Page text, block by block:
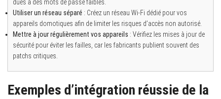
dues à des mots de passe faibles.
Utiliser un réseau séparé : Créez un réseau Wi-Fi dédié pour vos
appareils domotiques afin de limiter les risques d’accès non autorisé.
Mettre à jour régulièrement vos appareils : Vérifiez les mises à jour de
sécurité pour éviter les failles, car les fabricants publient souvent des
patchs critiques.
Exemples d’intégration réussie de la